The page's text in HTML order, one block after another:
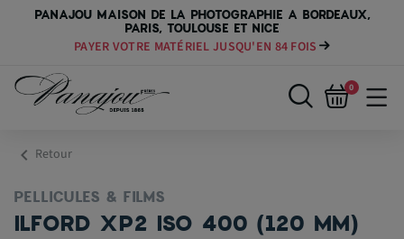
PANAJOU MAISON DE LA PHOTOGRAPHIE A BORDEAUX,
PARIS, TOULOUSE ET NICE
PAYER VOTRE MATÉRIEL JUSQU'EN 84 FOIS
0
chevron_left Retour
PELLICULES & FILMS
ILFORD XP2 ISO 400 (120 MM)